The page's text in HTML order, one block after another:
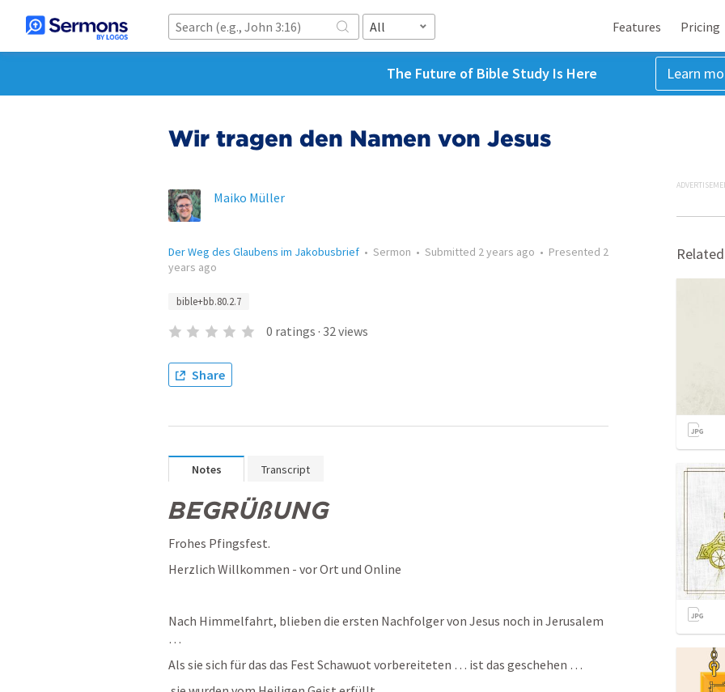
All Features Pricing
The Future of Bible Study Is Here Learn
Wir tragen den Namen von Jesus
Maiko Müller
Der Weg des Glaubens im Jakobusbrief • Sermon • Submitted 2 years ago • Presented 2
years ago
bible+bb.80.2.7
0 ratings · 32views
Share
Notes Transcript
BEGRÜßUNG
Frohes Pfingsfest.
Herzlich Willkommen - vor Ort und Online
Nach Himmelfahrt, blieben die ersten Nachfolger von Jesus noch in Jerusalem
…
Als sie sich für das das Fest Schawuot vorbereiteten … ist das geschehen …